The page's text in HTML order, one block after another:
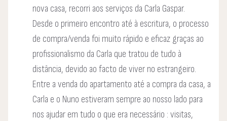
nova casa, recorri aos serviços da Carla Gaspar.
Desde o primeiro encontro até à escritura, o processo
de compra/venda foi muito rápido e eficaz graças ao
profissionalismo da Carla que tratou de tudo à
distância, devido ao facto de viver no estrangeiro.
Entre a venda do apartamento até a compra da casa, a
Carla e o Nuno estiveram sempre ao nosso lado para
nos ajudar em tudo o que era necessário : visitas,